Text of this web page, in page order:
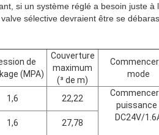
si un système réglé a besoin juste à
sélective devraient être se
de
(MPA)
Couverture
maximum
(³ de m)
mode
1,6 22,22
puissance
DC24V/
1,6 27,78